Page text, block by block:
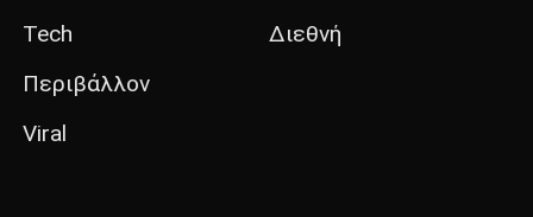
Tech
Περιβάλλον
Viral
Διεθνή